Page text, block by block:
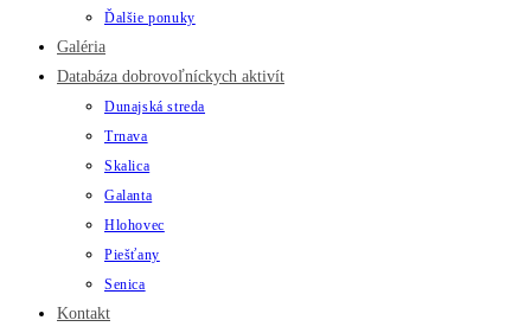
Ďalšie ponuky
Galéria
Databáza dobrovoľníckych aktivít
Dunajská streda
Trnava
Skalica
Galanta
Hlohovec
Piešťany
Senica
Kontakt